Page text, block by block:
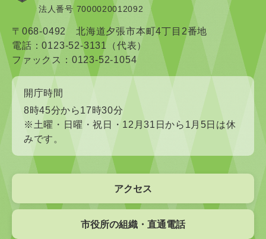
法人番号 7000020012092
〒068-0492 北海道夕張市本町4丁目2番地
電話：0123-52-3131（代表）
ファックス：0123-52-1054
開庁時間
8時45分から17時30分
※土曜・日曜・祝日・12月31日から1月5日は休
みです。
アクセス
市役所の組織・直通電話